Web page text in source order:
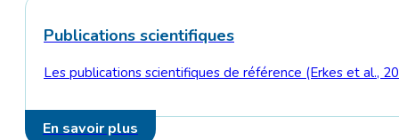
Publications scientifiques
Les publications scientifiques de référence (Erkes et al.,
En savoir plus